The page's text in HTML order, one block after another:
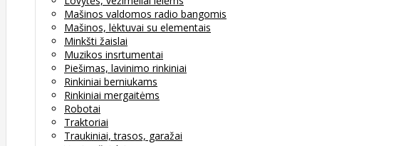
Mašinos valdomos radio bangomis
Mašinos, lėktuvai su elementais
Minkšti žaislai
Muzikos insrtumentai
Piešimas, lavinimo rinkiniai
Rinkiniai berniukams
Rinkiniai mergaitėms
Robotai
Traktoriai
Traukiniai, trasos, garažai